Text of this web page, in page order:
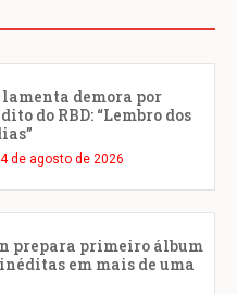
demora por
do RBD: “Lembro dos
4 de agosto de 2026
prepara primeiro álbum
em mais de uma